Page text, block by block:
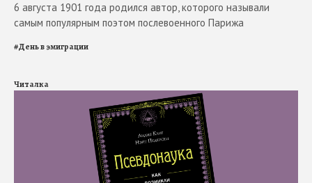
6 августа 1901 года родился автор, которого называли
самым популярным поэтом послевоенного Парижа
#День в эмиграции
Читалка